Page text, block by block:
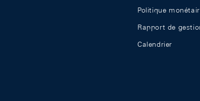
Politique
Rapport de
Calendrier